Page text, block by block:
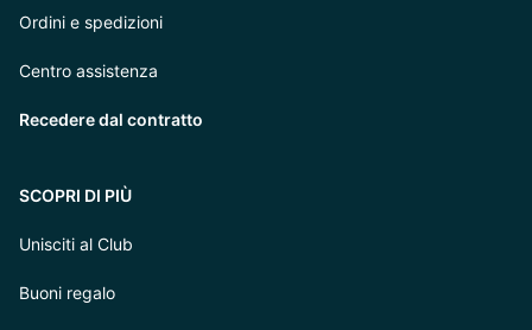
Ordini e spedizioni
Centro assistenza
Recedere dal contratto
SCOPRI DI PIÙ
Unisciti al Club
Buoni regalo